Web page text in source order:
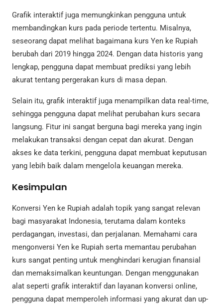
Grafik interaktif juga memungkinkan pengguna untuk
membandingkan kurs pada periode tertentu. Misalnya,
seseorang dapat melihat bagaimana kurs Yen ke Rupiah
berubah dari 2019 hingga 2024. Dengan data historis yang
lengkap, pengguna dapat membuat prediksi yang lebih
akurat tentang pergerakan kurs di masa depan.
Selain itu, grafik interaktif juga menampilkan data real-time,
sehingga pengguna dapat melihat perubahan kurs secara
langsung. Fitur ini sangat berguna bagi mereka yang ingin
melakukan transaksi dengan cepat dan akurat. Dengan
akses ke data terkini, pengguna dapat membuat keputusan
yang lebih baik dalam mengelola keuangan mereka.
Kesimpulan
Konversi Yen ke Rupiah adalah topik yang sangat relevan
bagi masyarakat Indonesia, terutama dalam konteks
perdagangan, investasi, dan perjalanan. Memahami cara
mengonversi Yen ke Rupiah serta memantau perubahan
kurs sangat penting untuk menghindari kerugian finansial
dan memaksimalkan keuntungan. Dengan menggunakan
alat seperti grafik interaktif dan layanan konversi online,
pengguna dapat memperoleh informasi yang akurat dan up-